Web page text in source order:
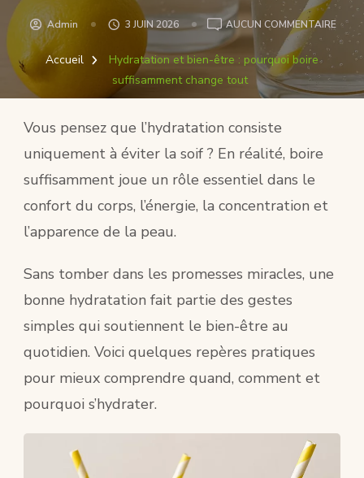
Admin 3 JUIN 2026 AUCUN COMMENTAIRE
ET
BIEN-
ÊTRE
:
Accueil
Hydratation et bien-être : pourquoi boire
suffisamment change tout
Vous pensez que l’hydratation consiste
uniquement à éviter la soif ? En réalité, boire
suffisamment joue un rôle essentiel dans le
confort du corps, l’énergie, la concentration et
l’apparence de la peau.
Sans tomber dans les promesses miracles, une
bonne hydratation fait partie des gestes
simples qui soutiennent le bien-être au
quotidien. Voici quelques repères pratiques
pour mieux comprendre quand, comment et
pourquoi s’hydrater.